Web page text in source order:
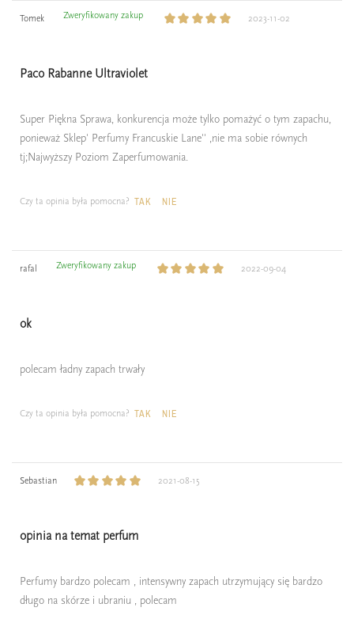
Tomek Zweryfikowany zakup 2023-11-02
Paco Rabanne Ultraviolet
Super Piękna Sprawa, konkurencja może tylko pomażyć o tym zapachu,
ponieważ Sklep' Perfumy Francuskie Lane'' ,nie ma sobie równych
tj;Najwyższy Poziom Zaperfumowania.
Czy ta opinia była pomocna? TAK NIE
rafal Zweryfikowany zakup 2022-09-04
ok
polecam ładny zapach trwały
Czy ta opinia była pomocna? TAK NIE
Sebastian 2021-08-15
opinia na temat perfum
Perfumy bardzo polecam , intensywny zapach utrzymujący się bardzo
długo na skórze i ubraniu , polecam